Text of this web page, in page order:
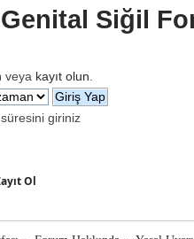
veya kayıt olun
süresini giriniz
Ol